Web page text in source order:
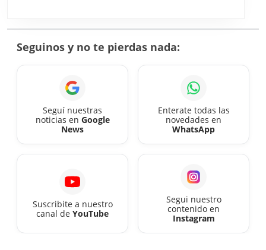
2026
Seguinos y no te pierdas nada:
Seguí nuestras
noticias en Google
News
Enterate todas las
novedades en
WhatsApp
Suscribite a nuestro
canal de YouTube
Segui nuestro
contenido en
Instagram